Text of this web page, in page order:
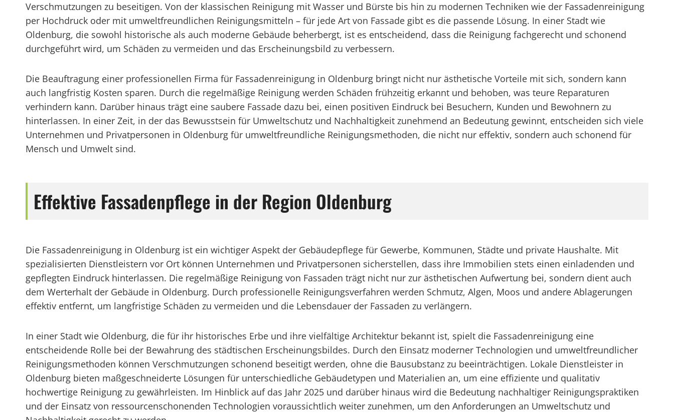
Verschmutzungen zu beseitigen. Von der klassischen Reinigung mit Wasser und Bürste bis hin zu modernen Techniken wie der Fassadenreinigung
per Hochdruck oder mit umweltfreundlichen Reinigungsmitteln – für jede Art von Fassade gibt es die passende Lösung. In einer Stadt wie
Oldenburg, die sowohl historische als auch moderne Gebäude beherbergt, ist es entscheidend, dass die Reinigung fachgerecht und schonend
durchgeführt wird, um Schäden zu vermeiden und das Erscheinungsbild zu verbessern.
Die Beauftragung einer professionellen Firma für Fassadenreinigung in Oldenburg bringt nicht nur ästhetische Vorteile mit sich, sondern kann
auch langfristig Kosten sparen. Durch die regelmäßige Reinigung werden Schäden frühzeitig erkannt und behoben, was teure Reparaturen
verhindern kann. Darüber hinaus trägt eine saubere Fassade dazu bei, einen positiven Eindruck bei Besuchern, Kunden und Bewohnern zu
hinterlassen. In einer Zeit, in der das Bewusstsein für Umweltschutz und Nachhaltigkeit zunehmend an Bedeutung gewinnt, entscheiden sich viele
Unternehmen und Privatpersonen in Oldenburg für umweltfreundliche Reinigungsmethoden, die nicht nur effektiv, sondern auch schonend für
Mensch und Umwelt sind.
Effektive Fassadenpflege in der Region Oldenburg
Die Fassadenreinigung in Oldenburg ist ein wichtiger Aspekt der Gebäudepflege für Gewerbe, Kommunen, Städte und private Haushalte. Mit
spezialisierten Dienstleistern vor Ort können Unternehmen und Privatpersonen sicherstellen, dass ihre Immobilien stets einen einladenden und
gepflegten Eindruck hinterlassen. Die regelmäßige Reinigung von Fassaden trägt nicht nur zur ästhetischen Aufwertung bei, sondern dient auch
dem Werterhalt der Gebäude in Oldenburg. Durch professionelle Reinigungsverfahren werden Schmutz, Algen, Moos und andere Ablagerungen
effektiv entfernt, um langfristige Schäden zu vermeiden und die Lebensdauer der Fassaden zu verlängern.
In einer Stadt wie Oldenburg, die für ihr historisches Erbe und ihre vielfältige Architektur bekannt ist, spielt die Fassadenreinigung eine
entscheidende Rolle bei der Bewahrung des städtischen Erscheinungsbildes. Durch den Einsatz moderner Technologien und umweltfreundlicher
Reinigungsmethoden können Verschmutzungen schonend beseitigt werden, ohne die Bausubstanz zu beeinträchtigen. Lokale Dienstleister in
Oldenburg bieten maßgeschneiderte Lösungen für unterschiedliche Gebäudetypen und Materialien an, um eine effiziente und qualitativ
hochwertige Reinigung zu gewährleisten. Im Hinblick auf das Jahr 2025 und darüber hinaus wird die Bedeutung nachhaltiger Reinigungspraktiken
und der Einsatz von ressourcenschonenden Technologien voraussichtlich weiter zunehmen, um den Anforderungen an Umweltschutz und